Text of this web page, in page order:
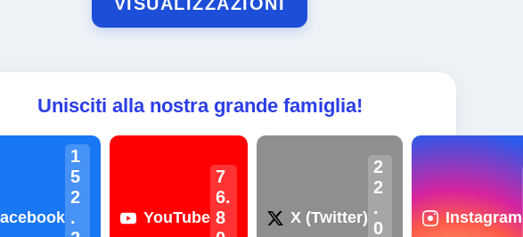
Unisciti alla nostra grande famiglia!
1
5
2
.
YouTube
7
6.
8
X (Twitter)
2
2
.
0
Instagram